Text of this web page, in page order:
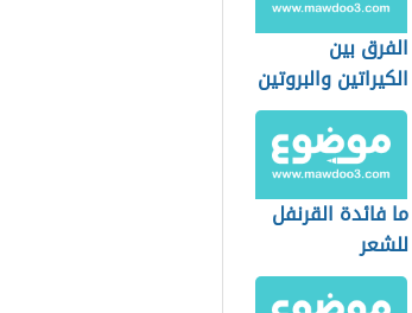
الفرق بين
الكيراتين والبروتين
ما فائدة القرنفل
للشعر